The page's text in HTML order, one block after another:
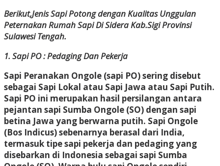
Berikut,Jenis Sapi Potong dengan Kualitas Unggulan
Peternakan Rumah Sapi Di Sidera Kab.Sigi Provinsi
Sulawesi Tengah.
1. Sapi PO : Pedaging Dan Pekerja
Sapi Peranakan Ongole (sapi PO) sering disebut
sebagai Sapi Lokal atau Sapi Jawa atau Sapi Putih.
Sapi PO ini merupakan hasil persilangan antara
pejantan sapi Sumba Ongole (SO) dengan sapi
betina Jawa yang berwarna putih. Sapi Ongole
(Bos Indicus) sebenarnya berasal dari India,
termasuk tipe sapi pekerja dan pedaging yang
disebarkan di Indonesia sebagai sapi Sumba